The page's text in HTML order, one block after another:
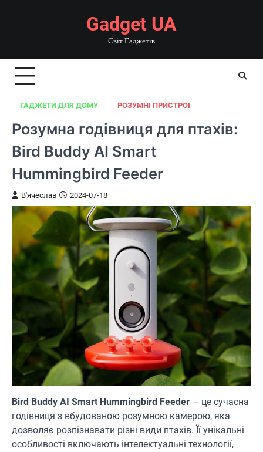
Gadget UA
Світ Гаджетів
ГАДЖЕТИ ДЛЯ ДОМУ РОЗУМНІ ПРИСТРОЇ
Розумна годівниця для птахів:
Bird Buddy AI Smart
Hummingbird Feeder
В'ячеслав 2024-07-18
Bird Buddy AI Smart Hummingbird Feeder — це сучасна
годівниця з вбудованою розумною камерою, яка
дозволяє розпізнавати різні види птахів. Її унікальні
особливості включають інтелектуальні технології,